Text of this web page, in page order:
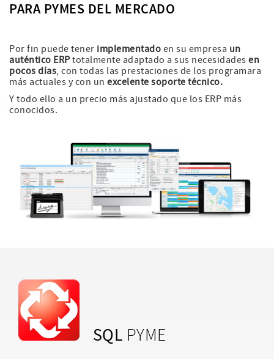
PARA PYMES DEL MERCADO
Por fin puede tener implementado en su empresa un
auténtico ERPtotalmente adaptado a sus necesidades en
pocos días, con todas las prestaciones de los programara
más actuales y con un excelente soporte técnico.
Y todo ello a un precio más ajustado que los ERP más
conocidos.
SQL PYME